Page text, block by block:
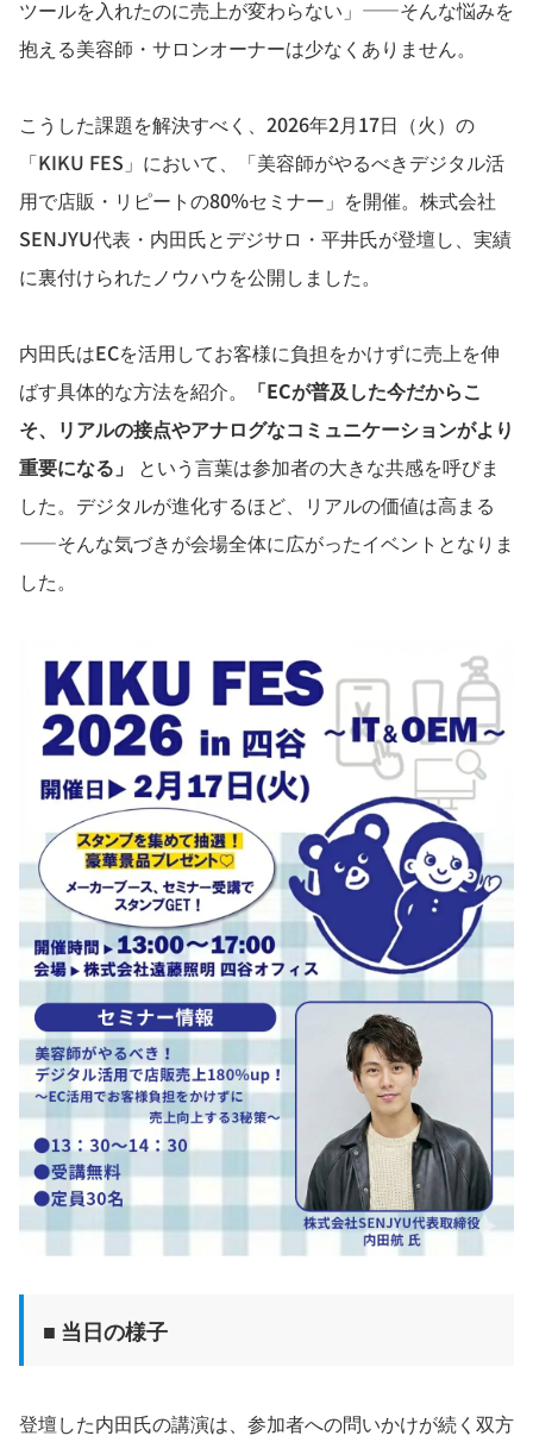
ツールを入れたのに売上が変わらない」——そんな悩みを
抱える美容師・サロンオーナーは少なくありません。
こうした課題を解決すべく、2026年2月17日（火）の
「KIKU FES」において、「美容師がやるべきデジタル活
用で店販・リピートの80%セミナー」を開催。株式会社
SENJYU代表・内田氏とデジサロ・平井氏が登壇し、実績
に裏付けられたノウハウを公開しました。
内田氏はECを活用してお客様に負担をかけずに売上を伸
ばす具体的な方法を紹介。
「ECが普及した今だからこ
そ、リアルの接点やアナログなコミュニケーションがより
重要になる」
という言葉は参加者の大きな共感を呼びま
した。デジタルが進化するほど、リアルの価値は高まる
——そんな気づきが会場全体に広がったイベントとなりま
した。
■ 当日の様子
登壇した内田氏の講演は、参加者への問いかけが続く双方